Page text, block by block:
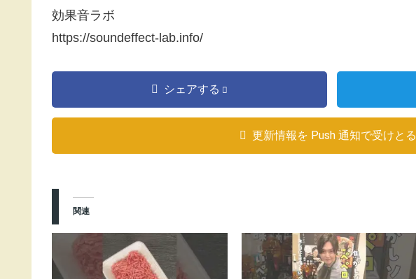
効果音ラボ
https://soundeffect-lab.info/
シェアする
更新情報を Push 通知で受けとる
関連